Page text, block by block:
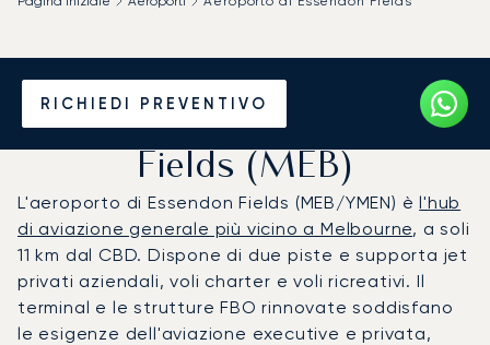
RICHIEDI PREVENTIVO
Noleggio jet privato per
l'Aeroporto di Essendon
Fields (MEB)
L'aeroporto di Essendon Fields (MEB/YMEN) èl'hub
di aviazione generale più vicino a Melbourne, a soli
11 km dal CBD. Dispone di due piste e supporta jet
privati aziendali, voli charter e voli ricreativi. Il
terminal e le strutture FBO rinnovate soddisfano
le esigenze dell'aviazione executive e privata,